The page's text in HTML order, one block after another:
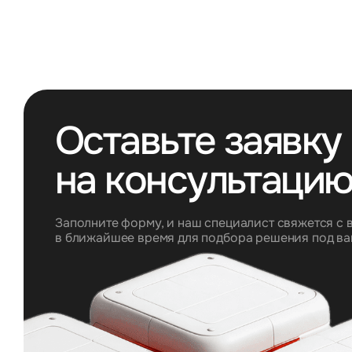
Оставьте заявку
на
Заполните форму, и наш специалист свяжется с
в ближайшее время для подбора решения под